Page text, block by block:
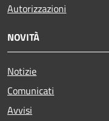
Autorizzazioni
NOVITÀ
Notizie
Comunicati
Avvisi